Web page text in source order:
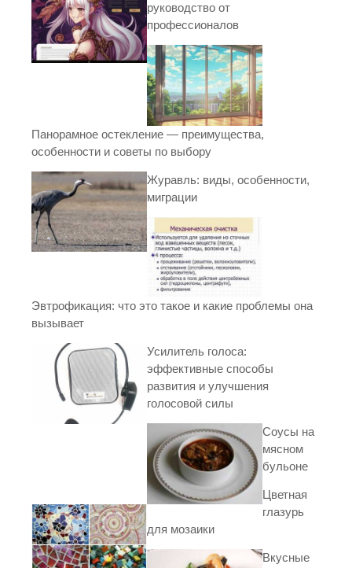
руководство от
профессионалов
Панорамное остекление — преимущества,
особенности и советы по выбору
Журавль: виды, особенности,
миграции
Эвтрофикация: что это такое и какие проблемы она
вызывает
Усилитель голоса:
эффективные способы
развития и улучшения
голосовой силы
Соусы на
мясном
бульоне
Цветная
глазурь
для мозаики
Вкусные